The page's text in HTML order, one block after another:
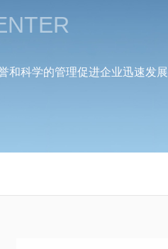
和科学的管理促进企业迅速发展